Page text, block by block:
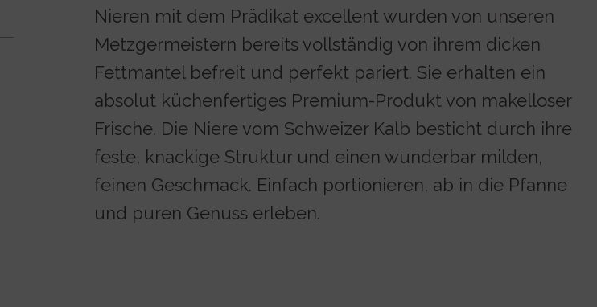
Nieren mit dem Prädikat excellent wurden von unseren
Metzgermeistern bereits vollständig von ihrem dicken
Fettmantel befreit und perfekt pariert. Sie erhalten ein
absolut küchenfertiges Premium-Produkt von makelloser
Frische. Die Niere vom Schweizer Kalb besticht durch ihre
feste, knackige Struktur und einen wunderbar milden,
feinen Geschmack. Einfach portionieren, ab in die Pfanne
und puren Genuss erleben.